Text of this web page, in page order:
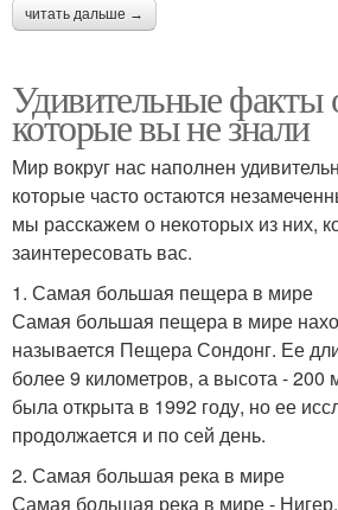
читать дальше →
Удивительные факты
которые вы не знали
Мир вокруг нас наполнен
которые часто остаются
мы расскажем о некоторых из них,
заинтересовать вас.
1. Самая большая пещера в мире
Самая большая пещера в мире
называется Пещера Сондонг. Ее
более 9 километров, а высота -
была открыта в 1992 году, но ее
продолжается и по сей день.
2. Самая большая река в мире
Самая большая река в мире -